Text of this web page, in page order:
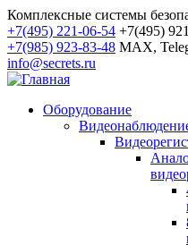
Комплексные системы
+7(495) 221-06-54 +7(495)
+7(985) 923-83-48 MAX,
info@secrets.ru
Оборудование